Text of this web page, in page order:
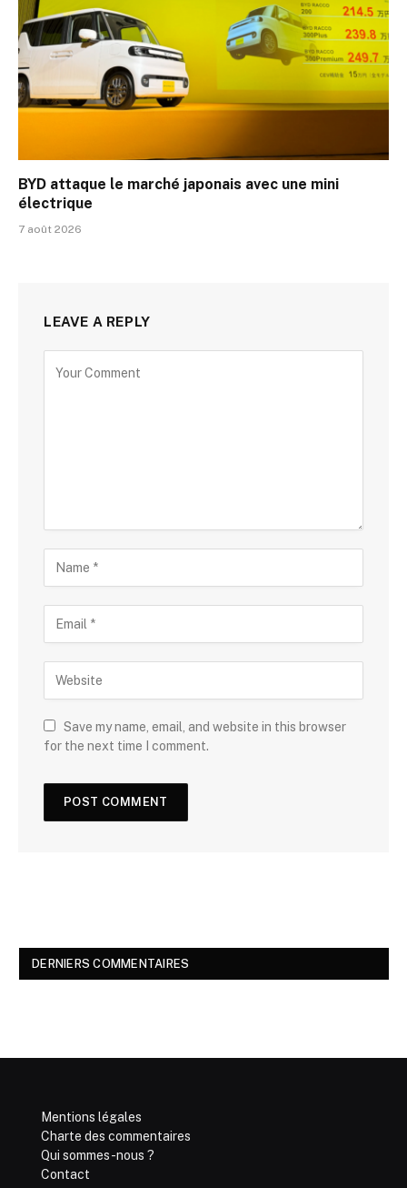
BYD attaque le marché japonais avec une mini
électrique
7 août 2026
LEAVE A REPLY
Save my name, email, and website in this browser
for the next time I comment.
DERNIERS COMMENTAIRES
Mentions légales
Charte des commentaires
Qui sommes-nous ?
Contact